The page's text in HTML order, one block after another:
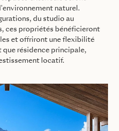
naturel.
du studio au
ces propriétés bénéficieront
et offriront une flexibilité
résidence principale,
locatif.